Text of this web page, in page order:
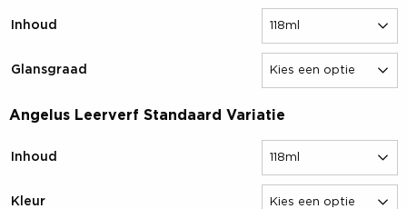
Inhoud
Glansgraad
Angelus Leerverf Standaard Variatie
Inhoud
Kleur